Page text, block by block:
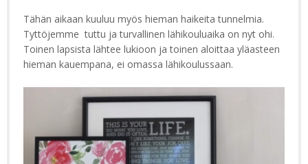
Tähän aikaan kuuluu myös hieman haikeita tunnelmia.
Tyttöjemme tuttu ja turvallinen lähikouluaika on nyt ohi.
Toinen lapsista lähtee lukioon ja toinen aloittaa yläasteen
hieman kauempana, ei omassa lähikoulussaan.